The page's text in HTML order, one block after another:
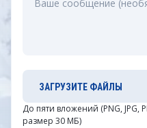
ЗАГРУЗИТЕ ФАЙЛЫ
До пяти вложений (PNG, JPG,
размер 30 МБ)